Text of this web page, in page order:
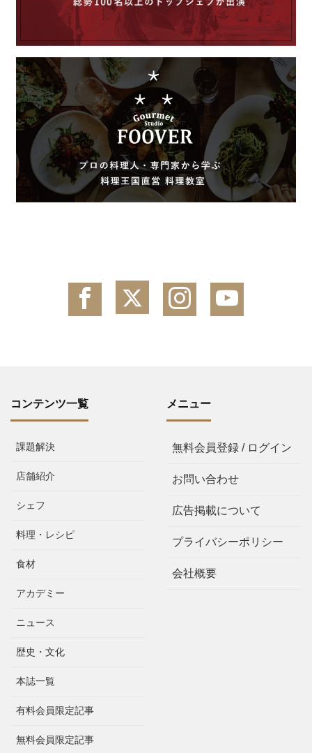
コンテンツ一覧
課題解決
店舗紹介
シェフ
料理・レシピ
食材
アカデミー
ニュース
歴史・文化
本誌一覧
有料会員限定記事
無料会員限定記事
メニュー
無料会員登録 / ログイン
お問い合わせ
広告掲載について
プライバシーポリシー
会社概要